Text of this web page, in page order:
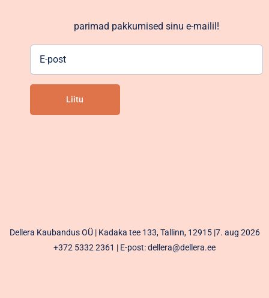
parimad pakkumised sinu e-mailil!
Liitu
Dellera Kaubandus OÜ | Kadaka tee 133, Tallinn, 12915 |7. aug 2026
+372 5332 2361 | E-post: dellera@dellera.ee